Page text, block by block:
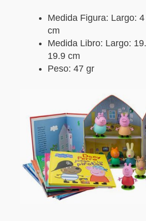
Medida Figura: Largo:
cm
Medida Libro: Largo:
19.9 cm
Peso: 47 gr